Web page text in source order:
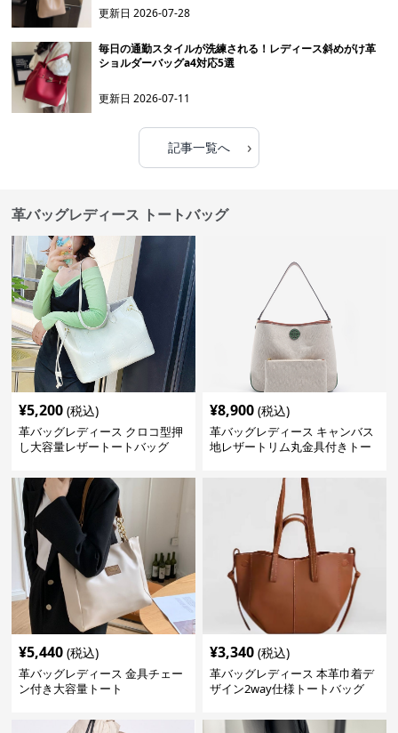
更新日2026-07-28
毎日の通勤スタイルが洗練される！レディース斜めがけ革
ショルダーバッグa4対応5選
更新日2026-07-11
記事一覧へ ›
革バッグレディース トートバッグ
¥5,200 (税込)
革バッグレディース クロコ型押
し大容量レザートートバッグ
¥8,900 (税込)
革バッグレディース キャンバス
地レザートリム丸金具付きトー
¥5,440 (税込)
革バッグレディース 金具チェー
ン付き大容量トート
¥3,340 (税込)
革バッグレディース 本革巾着デ
ザイン2way仕様トートバッグ